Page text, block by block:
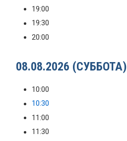
19:00
19:30
20:00
08.08.2026 (СУББОТА)
10:00
10:30
11:00
11:30